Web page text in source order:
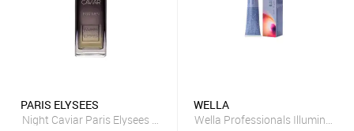
PARIS ELYSEES
Night Caviar Paris Elysees Perfume Masculino
WELLA
Wella Professionals Illumina